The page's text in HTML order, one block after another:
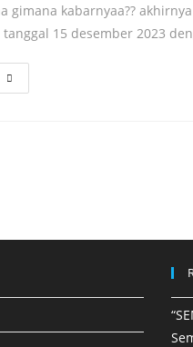
gimana kabarnyaa??
15 desember 2023